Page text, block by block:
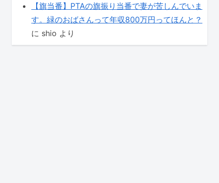
【旗当番】PTAの旗振り当番で妻が苦しんでいま
す。緑のおばさんって年収800万円ってほんと？
に shio より